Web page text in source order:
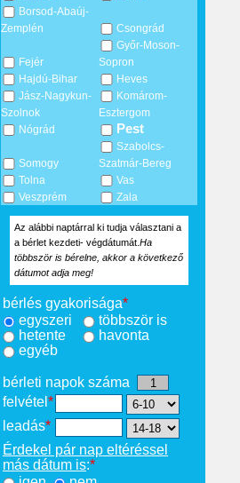
Borsod-Abaúj-
Zemplén
Csongrád
Fejér
Győr-Moson-
Sopron
Hajdú-Bihar
Heves
Jász-Nagykun-
Szolnok
Komárom-
Esztergom
Nógrád
Pest
Somogy
Szabolcs-
Szatmár-Bereg
Tolna
Vas
Veszprém
Zala
Az alábbi naptárral ki tudja választani a
a bérlet kezdeti- végdátumát. Ha
többször is bérelne, akkor a következő
dátumot adja meg!
bérlés gyakorisága*
egyszeri
többször is
hetente
havonta
egyéb
bérleti napok száma
felvétel *
leadás*
Érdekel pár nap eltéréssel
más dátum is:*